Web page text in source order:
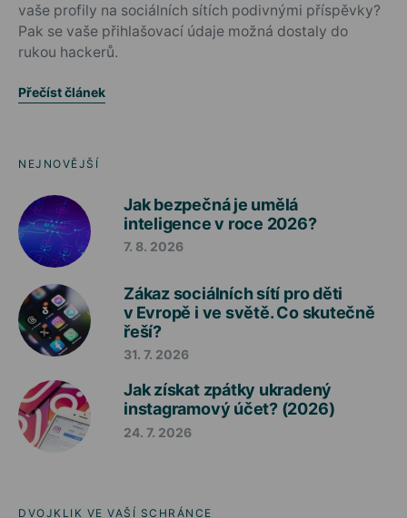
vaše profily na sociálních sítích podivnými příspěvky?
Pak se vaše přihlašovací údaje možná dostaly do
rukou hackerů.
Přečíst článek
NEJNOVĚJŠÍ
Jak bezpečná je umělá
inteligence v roce 2026?
7. 8. 2026
Zákaz sociálních sítí pro děti
v Evropě i ve světě. Co skutečně
řeší?
31. 7. 2026
Jak získat zpátky ukradený
instagramový účet? (2026)
24. 7. 2026
DVOJKLIK VE VAŠÍ SCHRÁNCE